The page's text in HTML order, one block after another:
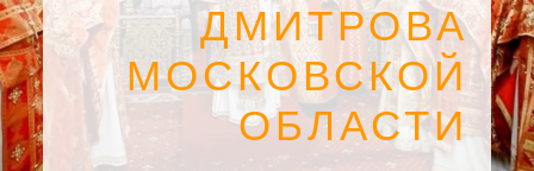
SEARCH
ДМИТРОВА
МОСКОВСКОЙ
ОБЛАСТИ